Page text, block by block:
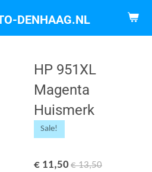
DENHAAG.NL
HP 951XL
Magenta
Huismerk
Sale!
€ 11,50€ 13,50